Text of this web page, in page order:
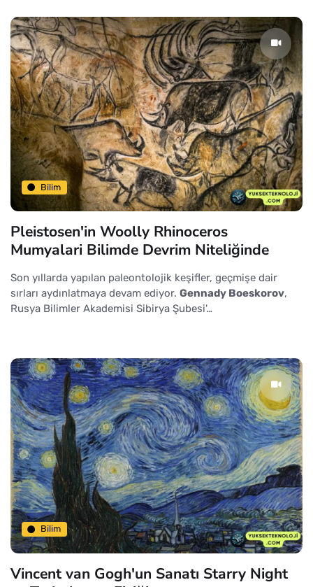
Bilim
Pleistosen'in Woolly Rhinoceros
Mumyalari Bilimde Devrim Niteliğinde
Son yıllarda yapılan paleontolojik keşifler, geçmişe dair
sırları aydınlatmaya devam ediyor. Gennady Boeskorov,
Rusya Bilimler Akademisi Sibirya Şubesi'…
Bilim
Vincent van Gogh'un Sanatı Starry Night